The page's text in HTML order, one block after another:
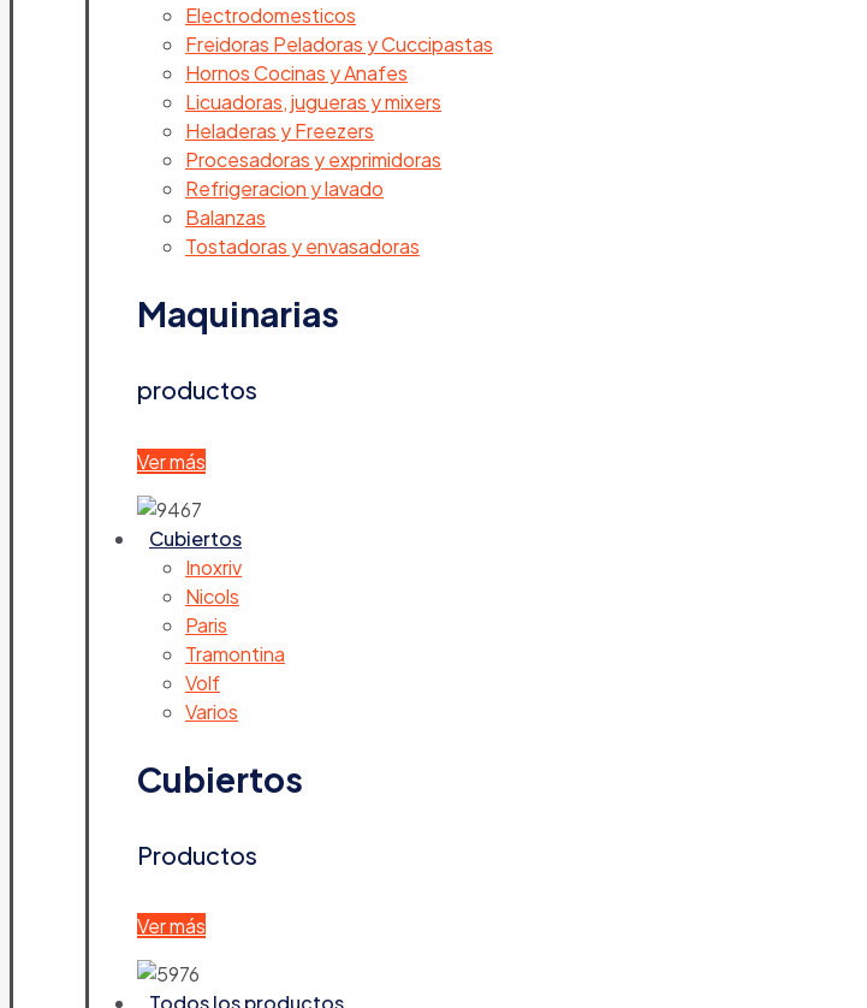
Electrodomesticos
Freidoras Peladoras y Cuccipastas
Hornos Cocinas y Anafes
Licuadoras, jugueras y mixers
Heladeras y Freezers
Procesadoras y exprimidoras
Refrigeracion y lavado
Balanzas
Tostadoras y envasadoras
Maquinarias
productos
Ver más
Cubiertos
Inoxriv
Nicols
Paris
Tramontina
Volf
Varios
Cubiertos
Productos
Ver más